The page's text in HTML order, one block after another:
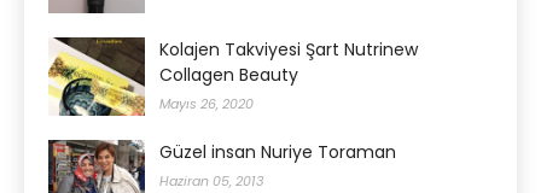
Kolajen Takviyesi Şart Nutrinew
Collagen Beauty
Mayıs 26, 2020
Güzel insan Nuriye Toraman
Haziran 05, 2013